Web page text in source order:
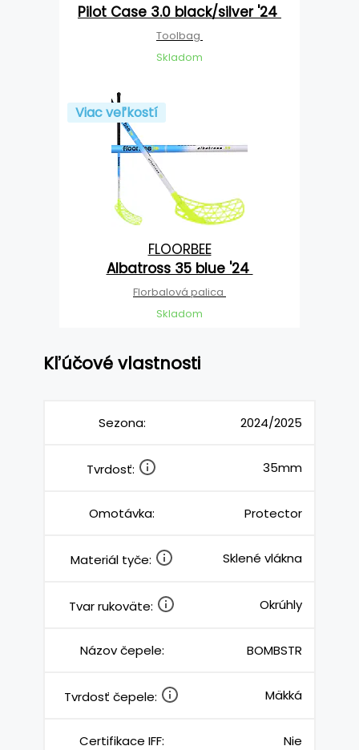
Pilot Case 3.0 black/silver '24
Toolbag
Skladom
Viac veľkostí
FLOORBEE
Albatross 35 blue '24
Florbalová palica
Skladom
Kľúčové vlastnosti
Sezona: 2024/2025
Tvrdosť: 35mm
Omotávka: Protector
Materiál tyče: Sklené vlákna
Tvar rukoväte: Okrúhly
Názov čepele: BOMBSTR
Tvrdosť čepele: Mäkká
Certifikace IFF: Nie